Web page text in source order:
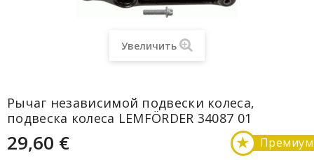
Увеличить
Рычаг независимой подвески колеса,
подвеска колеса LEMFÖRDER 34087 01
29,60 € Премиум
★